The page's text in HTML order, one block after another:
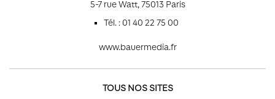
5-7 rue Watt, 75013 Paris
Tél. : 01 40 22 75 00
www.bauermedia.fr
TOUS NOS SITES